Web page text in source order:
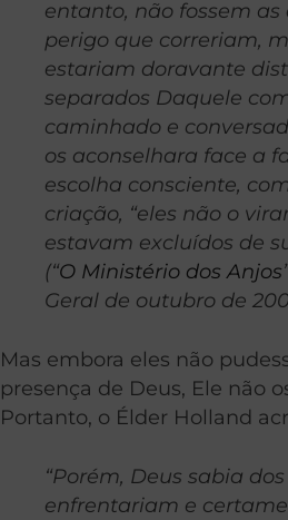
entanto, não fossem
perigo que correriam,
estariam doravante
separados Daquele
caminhado e
os aconselhara face a
escolha consciente,
criação, “eles não o
estavam excluídos de
(“O Ministério dos Anjos
Geral de outubro de
Mas embora eles não
presença de Deus, Ele não
Portanto, o Élder Holland
“Porém, Deus sabia
enfrentariam e